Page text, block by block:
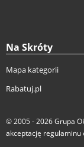
Na Skróty
Mapa kategorii
Rabatuj.pl
© 2005 - 2026Grupa
akceptację regulaminu